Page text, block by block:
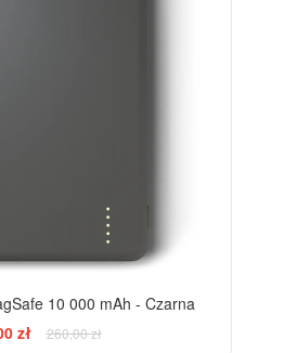
10 000 mAh - Czarna
zł
260,00 zł